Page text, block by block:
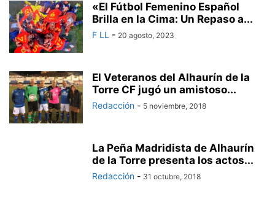
«El Fútbol Femenino Español
Brilla en la Cima: Un Repaso a...
F LL - 20 agosto, 2023
El Veteranos del Alhaurín de la
Torre CF jugó un amistoso...
Redacción - 5 noviembre, 2018
La Peña Madridista de Alhaurín
de la Torre presenta los actos...
Redacción - 31 octubre, 2018